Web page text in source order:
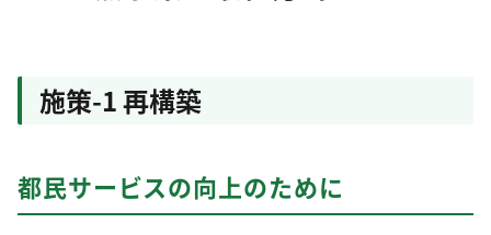
施策-1 再構築
都民サービスの向上のために